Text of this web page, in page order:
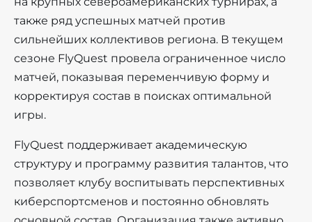
также ряд успешных матчей против
сильнейших коллективов региона. В текущем
сезоне FlyQuest провела ограниченное число
матчей, показывая переменчивую форму и
корректируя состав в поисках оптимальной
игры.
FlyQuest поддерживает академическую
структуру и программу развития талантов, что
позволяет клубу воспитывать перспективных
киберспортсменов и постоянно обновлять